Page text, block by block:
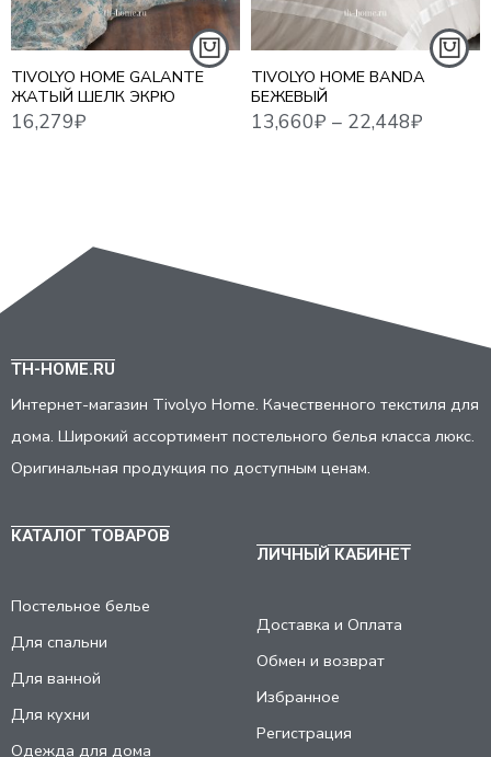
TIVOLYO HOME GALANTE
ЖАТЫЙ ШЕЛК ЭКРЮ
TIVOLYO HOME BANDA
БЕЖЕВЫЙ
СЕМЕЙНЫЙ
TH-HOME.RU
Интернет-магазин Tivolyo Home. Качественного текстиля для
дома. Широкий ассортимент постельного белья класса люкс.
Оригинальная продукция по доступным ценам.
КАТАЛОГ ТОВАРОВ
Постельное белье
Для спальни
Для ванной
Для кухни
Одежда для дома
ЛИЧНЫЙ КАБИНЕТ
Доставка и Оплата
Обмен и возврат
Избранное
Регистрация